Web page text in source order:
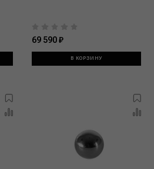
69 590 ₽
В КОРЗИНУ